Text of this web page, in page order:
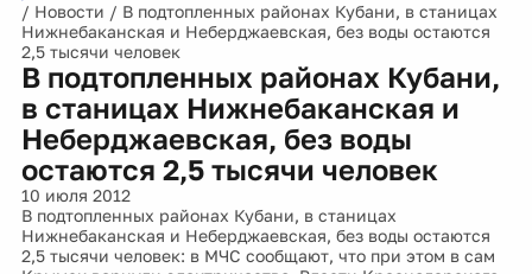
/ Новости / В подтопленных районах Кубани, в станицах
Нижнебаканская и Неберджаевская, без воды остаются
2,5 тысячи человек
В подтопленных районах Кубани,
в станицах Нижнебаканская и
Неберджаевская, без воды
остаются 2,5 тысячи человек
10 июля 2012
В подтопленных районах Кубани, в станицах
Нижнебаканская и Неберджаевская, без воды остаются
2,5 тысячи человек: в МЧС сообщают, что при этом в сам